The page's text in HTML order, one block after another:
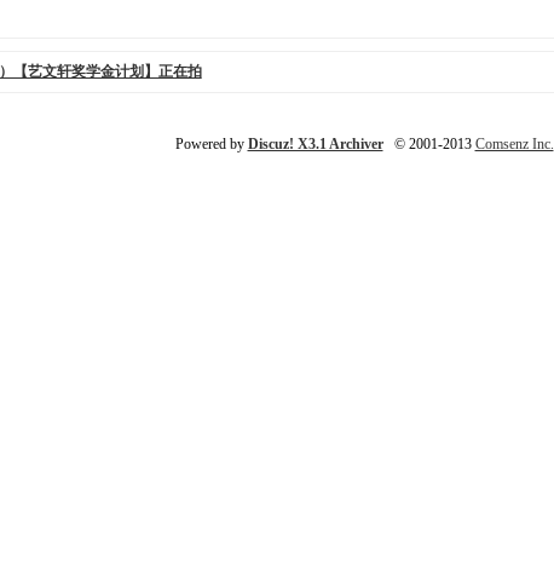
【艺文轩奖学金计划】正在拍
Powered by Discuz! X3.1 Archiver© 2001-2013 Comsenz Inc.